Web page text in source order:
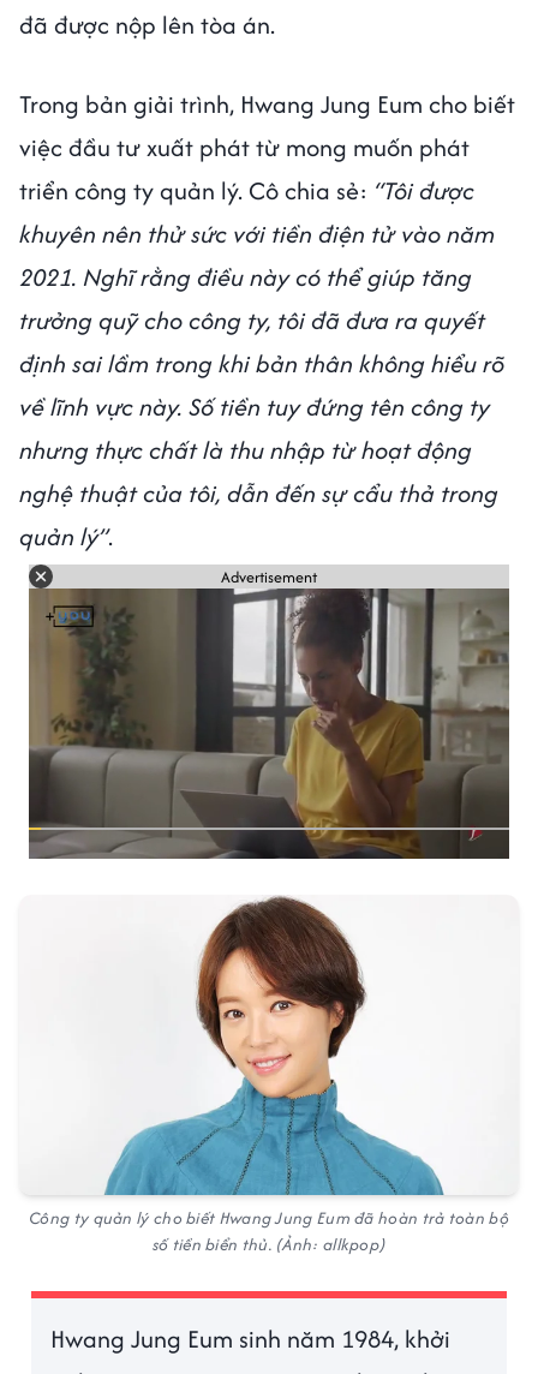
đã được nộp lên tòa án.
Trong bản giải trình, Hwang Jung Eum cho biết
việc đầu tư xuất phát từ mong muốn phát
triển công ty quản lý. Cô chia sẻ: “Tôi được
khuyên nên thử sức với tiền điện tử vào năm
2021. Nghĩ rằng điều này có thể giúp tăng
trưởng quỹ cho công ty, tôi đã đưa ra quyết
định sai lầm trong khi bản thân không hiểu rõ
về lĩnh vực này. Số tiền tuy đứng tên công ty
nhưng thực chất là thu nhập từ hoạt động
nghệ thuật của tôi, dẫn đến sự cẩu thả trong
quản lý”.
Advertisement
Công ty quản lý cho biết Hwang Jung Eum đã hoàn trả toàn bộ
số tiền biển thủ. (Ảnh: allkpop)
Hwang Jung Eum sinh năm 1984, khởi